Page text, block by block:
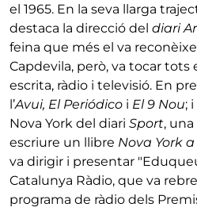
el 1965. En la seva llarga
destaca la direcció del diari
feina que més el va
Capdevila, però, va tocar tots
escrita, ràdio i televisió. En
l’Avui, El Periódico i El 9 Nou;
Nova York del diari Sport,
escriure un llibre Nova York
va dirigir i presentar
Catalunya Ràdio, que va
programa de ràdio dels